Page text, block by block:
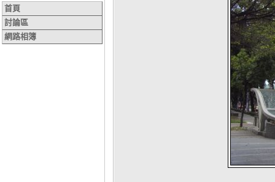
首頁
討論區
網路相簿